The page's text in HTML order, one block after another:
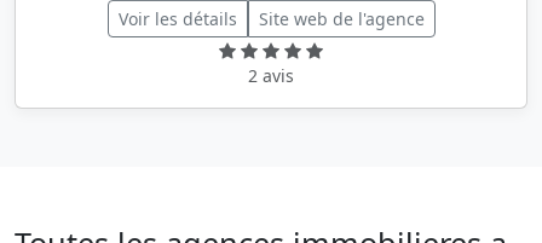
Voir les détails Site web de l'agence
2 avis